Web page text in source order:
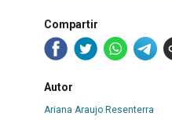
Compartir
Autor
Ariana Araujo Resenterra